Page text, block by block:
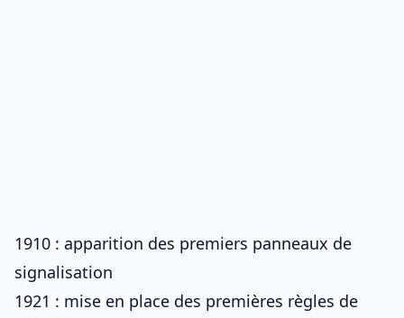
1910 : apparition des premiers panneaux de
signalisation
1921 : mise en place des premières règles de